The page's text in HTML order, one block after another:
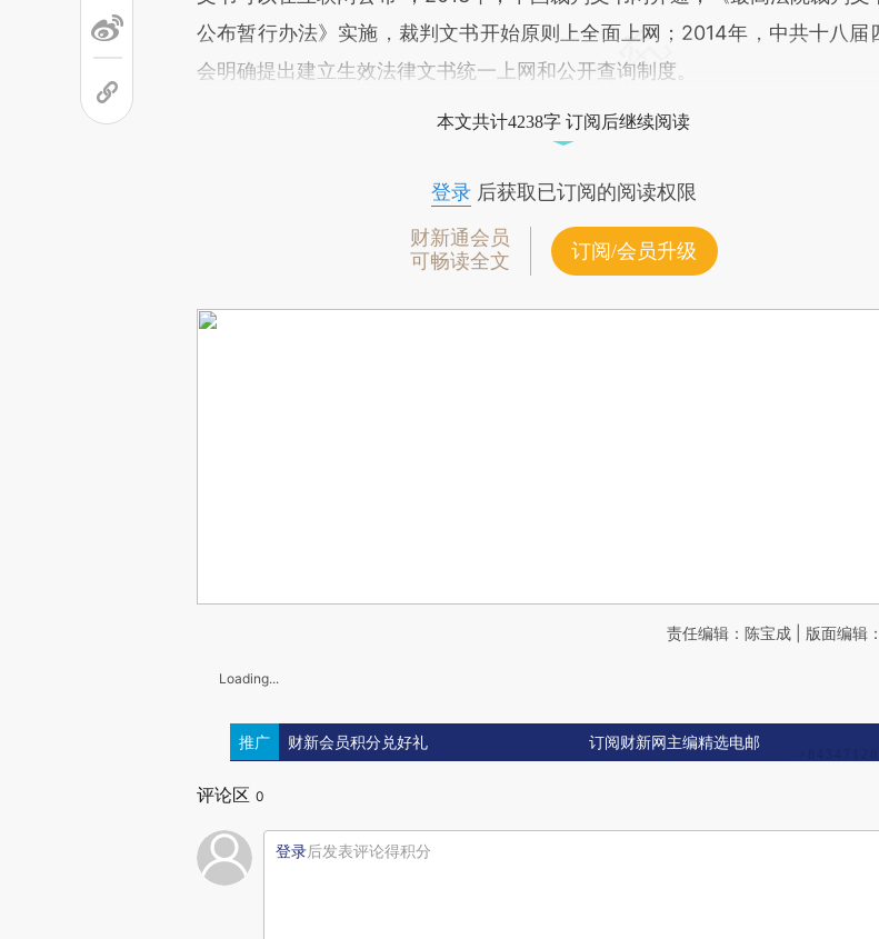
公布暂行办法》实施，裁判文书开始原则上全面上网；2014年，中共十八届
会明确提出建立生效法律文书统一上网和公开查询制度。
本文共计4238字 订阅后继续阅读
登录后获取已订阅的阅读权限
财新通会员
可畅读全文
订阅/会员升级
责任编辑：陈宝成 | 版面编辑
Loading...
推广 财新会员积分兑好礼 订阅财新网主编精选电邮
评论区 0
登录后发表评论得积分